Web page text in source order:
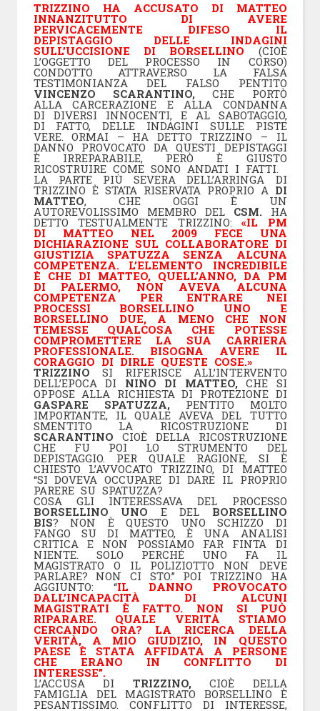
TRIZZINO HA ACCUSATO DI MATTEO
INNANZITUTTO DI AVERE
PERVICACEMENTE DIFESO IL
DEPISTAGGIO DELLE INDAGINI
SULL’UCCISIONE DI BORSELLINO (CIOÈ
L’OGGETTO DEL PROCESSO IN CORSO)
CONDOTTO ATTRAVERSO LA FALSA
TESTIMONIANZA DEL FALSO PENTITO
VINCENZO SCARANTINO,CHE PORTÒ
ALLA CARCERAZIONE E ALLA CONDANNA
DI DIVERSI INNOCENTI, E AL SABOTAGGIO,
DI FATTO, DELLE INDAGINI SULLE PISTE
VERE. ORMAI – HA DETTO TRIZZINO – IL
DANNO PROVOCATO DA QUESTI DEPISTAGGI
È IRREPARABILE, PERÒ È GIUSTO
RICOSTRUIRE COME SONO ANDATI I FATTI.
LA PARTE PIÙ SEVERA DELL’ARRINGA DI
TRIZZINO È STATA RISERVATA PROPRIO A DI
MATTEO, CHE OGGI È UN
AUTOREVOLISSIMO MEMBRO DEL CSM.HA
DETTO TESTUALMENTE TRIZZINO: «IL PM
DI MATTEO NEL 2009 FECE UNA
DICHIARAZIONE SUL COLLABORATORE DI
GIUSTIZIA SPATUZZA SENZA ALCUNA
COMPETENZA. L’ELEMENTO INCREDIBILE
È CHE DI MATTEO, QUELL’ANNO, DA PM
DI PALERMO, NON AVEVA ALCUNA
COMPETENZA PER ENTRARE NEI
PROCESSI BORSELLINO UNO E
BORSELLINO DUE, A MENO CHE NON
TEMESSE QUALCOSA CHE POTESSE
COMPROMETTERE LA SUA CARRIERA
PROFESSIONALE. BISOGNA AVERE IL
CORAGGIO DI DIRLE QUESTE COSE.»
TRIZZINO SI RIFERISCE ALL’INTERVENTO
DELL’EPOCA DI NINO DI MATTEO,CHE SI
OPPOSE ALLA RICHIESTA DI PROTEZIONE DI
GASPARE SPATUZZA,PENTITO MOLTO
IMPORTANTE, IL QUALE AVEVA DEL TUTTO
SMENTITO LA RICOSTRUZIONE DI
SCARANTINO CIOÈ DELLA RICOSTRUZIONE
CHE FU POI LO STRUMENTO DEL
DEPISTAGGIO. PER QUALE RAGIONE, SI È
CHIESTO L’AVVOCATO TRIZZINO, DI MATTEO
“SI DOVEVA OCCUPARE DI DARE IL PROPRIO
PARERE SU SPATUZZA?
COSA GLI INTERESSAVA DEL PROCESSO
BORSELLINO UNO E DEL BORSELLINO
BIS? NON È QUESTO UNO SCHIZZO DI
FANGO SU DI MATTEO, È UNA ANALISI
CRITICA E NON POSSIAMO FAR FINTA DI
NIENTE. SOLO PERCHÉ UNO FA IL
MAGISTRATO O IL POLIZIOTTO NON DEVE
PARLARE? NON CI STO.” POI TRIZZINO HA
AGGIUNTO: “IL DANNO PROVOCATO
DALL’INCAPACITÀ DI ALCUNI
MAGISTRATI È FATTO. NON SI PUÒ
RIPARARE. QUALE VERITÀ STIAMO
CERCANDO ORA? LA RICERCA DELLA
VERITÀ, A MIO GIUDIZIO, IN QUESTO
PAESE È STATA AFFIDATA A PERSONE
CHE ERANO IN CONFLITTO DI
INTERESSE”.
L’ACCUSA DI TRIZZINO,CIOÈ DELLA
FAMIGLIA DEL MAGISTRATO BORSELLINO È
PESANTISSIMO. CONFLITTO DI INTERESSE,